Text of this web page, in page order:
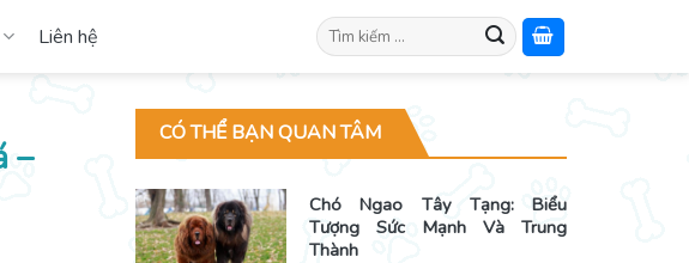
Liên hệ
Search
for:
–
CÓ THỂ BẠN QUAN TÂM
Chó Ngao Tây Tạng: Biểu
Tượng Sức Mạnh Và Trung
Thành